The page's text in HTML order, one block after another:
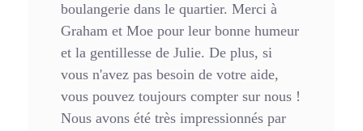
boulangerie dans le quartier. Merci à
Graham et Moe pour leur bonne humeur
et la gentillesse de Julie. De plus, si
vous n'avez pas besoin de votre aide,
vous pouvez toujours compter sur nous !
Nous avons été très impressionnés par